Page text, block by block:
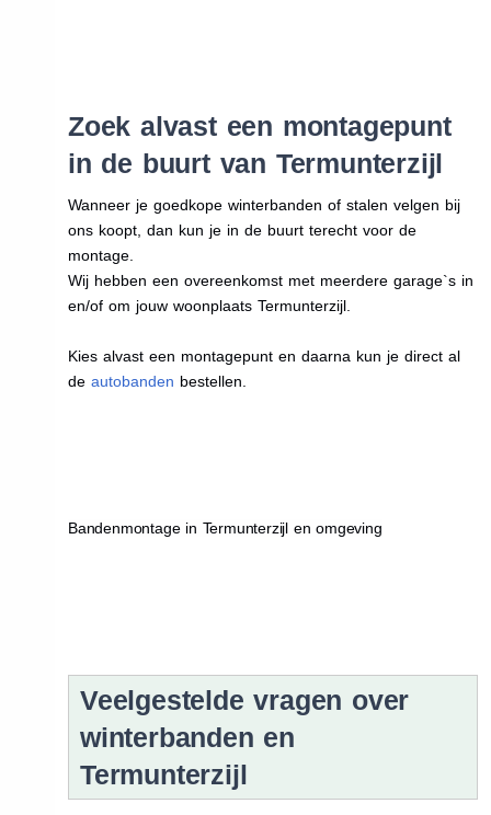
Zoek alvast een montagepunt
in de buurt van Termunterzijl
Wanneer je goedkope winterbanden of stalen velgen bij
ons koopt, dan kun je in de buurt terecht voor de
montage.
Wij hebben een overeenkomst met meerdere garage`s in
en/of om jouw woonplaats Termunterzijl.
Kies alvast een montagepunt en daarna kun je direct al
de autobanden bestellen.
Bandenmontage in Termunterzijl en omgeving
Veelgestelde vragen over
winterbanden en
Termunterzijl